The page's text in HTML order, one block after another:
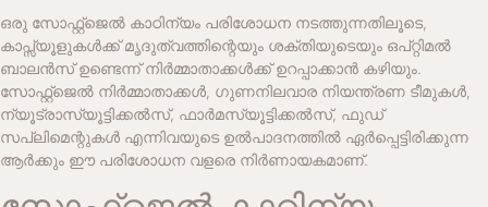
ഒരു സോഫ്റ്റ്‌ജെൽ കാഠിന്യം പരിശോധന നടത്തുന്നതിലൂടെ,
കാപ്സ്യൂളുകൾക്ക് മൃദുത്വത്തിന്റെയും ശക്തിയുടെയും ഒപ്റ്റിമൽ
ബാലൻസ് ഉണ്ടെന്ന് നിർമ്മാതാക്കൾക്ക് ഉറപ്പാക്കാൻ കഴിയും.
സോഫ്റ്റ്‌ജെൽ നിർമ്മാതാക്കൾ, ഗുണനിലവാര നിയന്ത്രണ ടീമുകൾ,
ന്യൂട്രാസ്യൂട്ടിക്കൽസ്, ഫാർമസ്യൂട്ടിക്കൽസ്, ഫുഡ്
സപ്ലിമെന്റുകൾ എന്നിവയുടെ ഉൽ‌പാദനത്തിൽ ഏർപ്പെട്ടിരിക്കുന്ന
ആർക്കും ഈ പരിശോധന വളരെ നിർണായകമാണ്.